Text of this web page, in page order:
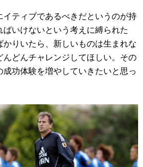
イティブであるべきだというのが持
いけないという考えに縛られた
かりいたら、新しいものは生まれな
どんチャレンジしてほしい。その
功体験を増やしていきたいと思っ